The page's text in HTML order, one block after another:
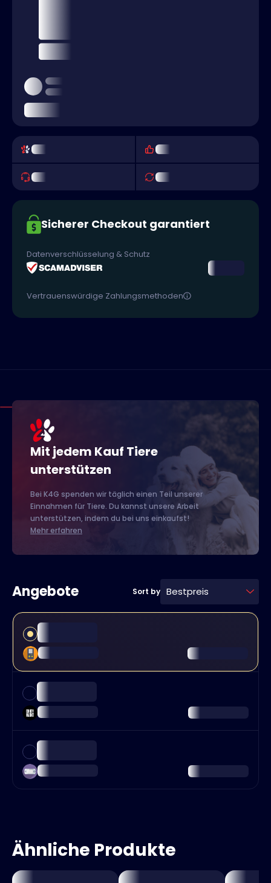
Sicherer Checkout garantiert
Datenverschlüsselung & Schutz
Vertrauenswürdige Zahlungsmethoden
Mit jedem Kauf Tiere
unterstützen
Bei K4G spenden wir täglich einen Teil unserer
Einnahmen für Tiere. Du kannst unsere Arbeit
unterstützen, indem du bei uns einkaufst!
Mehr erfahren
Angebote Sort by Bestpreis
Ähnliche Produkte